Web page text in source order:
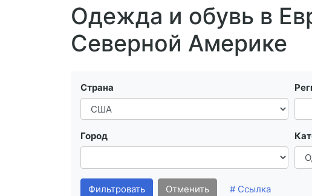
Одежда и обувь в
Северной Америке
Страна
Город
Фильтровать Отменить # Ссылка